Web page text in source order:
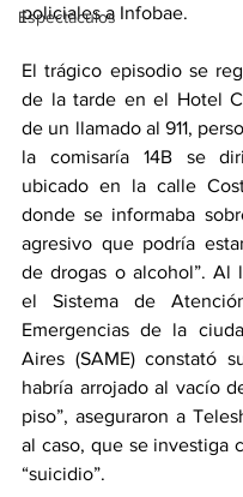
Espectáculos
policiales a Infobae.
El trágico episodio se
de la tarde en el Hotel
de un llamado al 911,
la comisaría 14B se
ubicado en la calle
donde se informaba
agresivo que podría
de drogas o alcohol”. Al
el Sistema de
Emergencias de la
Aires (SAME) constató
habría arrojado al vacío
piso”, aseguraron a
al caso, que se investiga
“suicidio”.